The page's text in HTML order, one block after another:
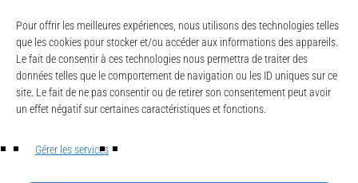
Pour offrir les meilleures expériences, nous utilisons des technologies telles
que les cookies pour stocker et/ou accéder aux informations des appareils.
Le fait de consentir à ces technologies nous permettra de traiter des
données telles que le comportement de navigation ou les ID uniques sur ce
site. Le fait de ne pas consentir ou de retirer son consentement peut avoir
un effet négatif sur certaines caractéristiques et fonctions.
Gérer les services
© CAESE - 2024/2026
LA UNE
ACTUALITÉS